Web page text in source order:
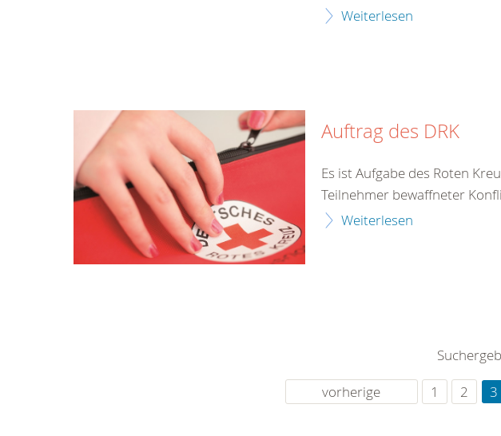
Weiterlesen
Auftrag des DRK
Es ist Aufgabe des Roten
Teilnehmer bewaffneter
Weiterlesen
vorherige
1 2 3